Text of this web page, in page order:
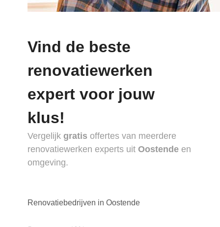
Vind de beste
renovatiewerken
expert voor jouw
klus!
Vergelijk gratis offertes van meerdere
renovatiewerken experts uit Oostende en
omgeving.
Renovatiebedrijven in Oostende